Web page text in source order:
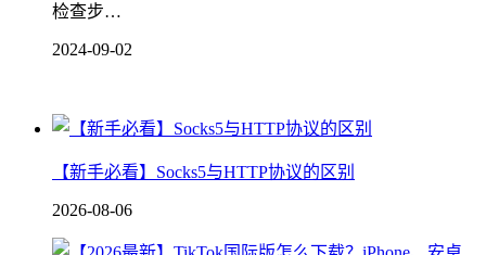
检查步…
2024-09-02
【新手必看】Socks5与HTTP协议的区别
2026-08-06